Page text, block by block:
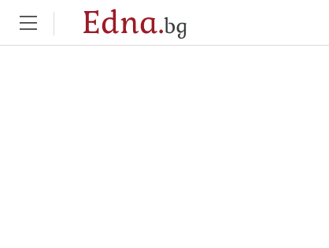
Edna.bg